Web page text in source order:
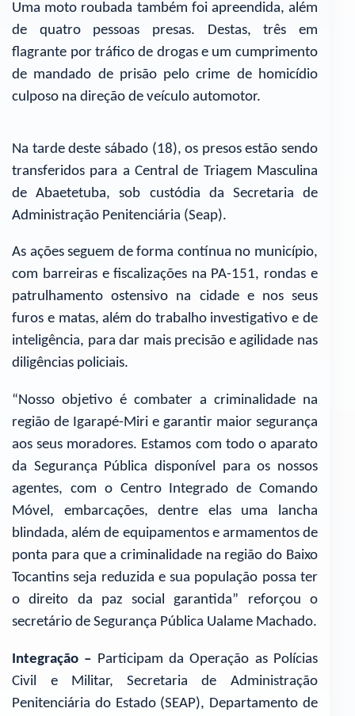
Uma moto roubada também foi apreendida, além
de quatro pessoas presas. Destas, três em
flagrante por tráfico de drogas e um cumprimento
de mandado de prisão pelo crime de homicídio
culposo na direção de veículo automotor.
Na tarde deste sábado (18), os presos estão sendo
transferidos para a Central de Triagem Masculina
de Abaetetuba, sob custódia da Secretaria de
Administração Penitenciária (Seap).
As ações seguem de forma contínua no município,
com barreiras e fiscalizações na PA-151, rondas e
patrulhamento ostensivo na cidade e nos seus
furos e matas, além do trabalho investigativo e de
inteligência, para dar mais precisão e agilidade nas
diligências policiais.
“Nosso objetivo é combater a criminalidade na
região de Igarapé-Miri e garantir maior segurança
aos seus moradores. Estamos com todo o aparato
da Segurança Pública disponível para os nossos
agentes, com o Centro Integrado de Comando
Móvel, embarcações, dentre elas uma lancha
blindada, além de equipamentos e armamentos de
ponta para que a criminalidade na região do Baixo
Tocantins seja reduzida e sua população possa ter
o direito da paz social garantida” reforçou o
secretário de Segurança Pública Ualame Machado.
Integração –
Participam da Operação as Polícias
Civil e Militar, Secretaria de Administração
Penitenciária do Estado (SEAP), Departamento de